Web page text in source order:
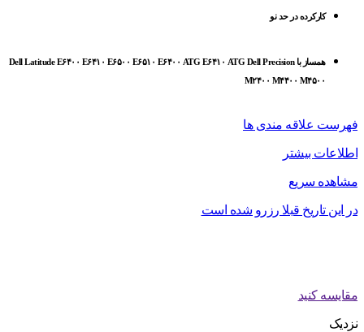
کارکرده در حد نو
همساز با Dell Latitude E۶۴۰۰ E۶۴۱۰ E۶۵۰۰ E۶۵۱۰ E۶۴۰۰ ATG E۶۴۱۰ ATG Dell Precision
M۲۴۰۰ M۴۴۰۰ M۴۵۰۰
فهرست علاقه مندی ها
اطلاعات بیشتر
مشاهده سریع
در این تاریخ قبلا رزرو شده است
مقایسه کنید
نزدیک